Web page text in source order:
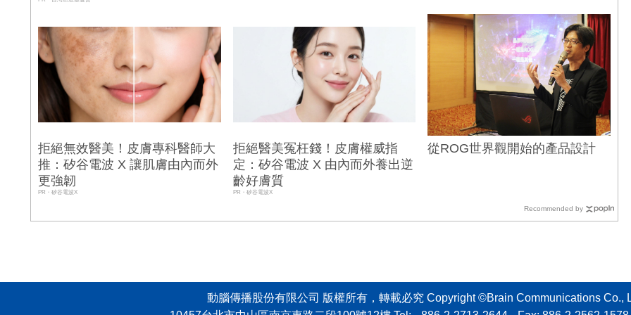
拒絕無效醫美！皮膚專科醫師大
推：矽谷電波 X 讓肌膚由內而外
更強韌
PR・矽谷電波X
拒絕醫美冤枉錢！皮膚權威指
定：矽谷電波 X 由內而外養出逆
齡好膚質
PR・矽谷電波X
從ROG世界觀開始的產品設計
Recommended by
動腦傳播股份有限公司 版權所有，轉載必究 Copyright ©Brain Communications Co.,